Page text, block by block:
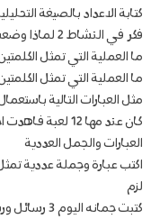
كتابة الاعداد بالصيغة
فكر في النشاط 2 لماذا وضعت اشارة x على احدى قطع العد
ما العملية التي تمثل
ما العملية التي تمثل
مثل العبارات التالية
كان عند مها 12 لعبة فاهدت اختها
العبارات والجمل العددية
اكتب عبارة وجملة عددية
لزم
كتبت جمانه